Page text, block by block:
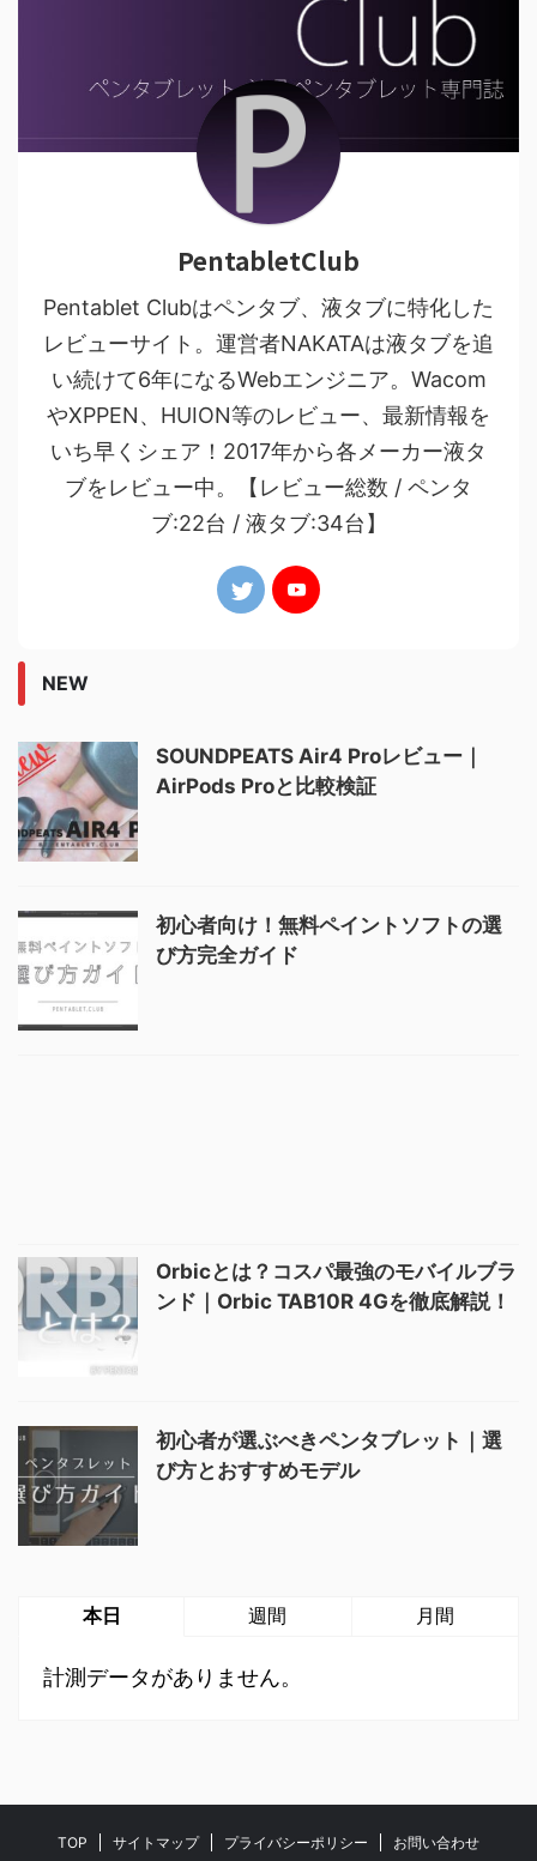
PentabletClub
Pentablet Clubはペンタブ、液タブに特化した
レビューサイト。運営者NAKATAは液タブを追
い続けて6年になるWebエンジニア。Wacom
やXPPEN、HUION等のレビュー、最新情報を
いち早くシェア！2017年から各メーカー液タ
ブをレビュー中。【レビュー総数 / ペンタ
ブ:22台 / 液タブ:34台】
NEW
SOUNDPEATS Air4 Proレビュー｜
AirPods Proと比較検証
初心者向け！無料ペイントソフトの選
び方完全ガイド
Orbicとは？コスパ最強のモバイルブラ
ンド｜Orbic TAB10R 4Gを徹底解説！
初心者が選ぶべきペンタブレット｜選
び方とおすすめモデル
本日 週間 月間
計測データがありません。
TOP サイトマップ プライバシーポリシー お問い合わせ